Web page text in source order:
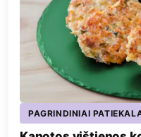
PAGRINDINIAI